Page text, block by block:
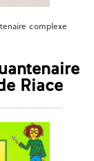
complexe
Riace